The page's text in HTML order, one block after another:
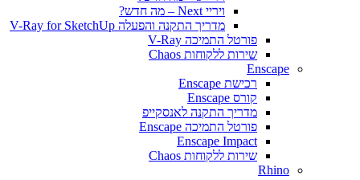
ויריי Next – מה חדש?
מדריך התקנה והפעלה V-Ray for SketchUp
פורטל התמיכה V-Ray
שירות ללקוחות Chaos
Enscape
רכישת Enscape
קורס Enscape
מדריך התקנה לאנסקייפ
פורטל התמיכה Enscape
Enscape Impact
שירות ללקוחות Chaos
Rhino